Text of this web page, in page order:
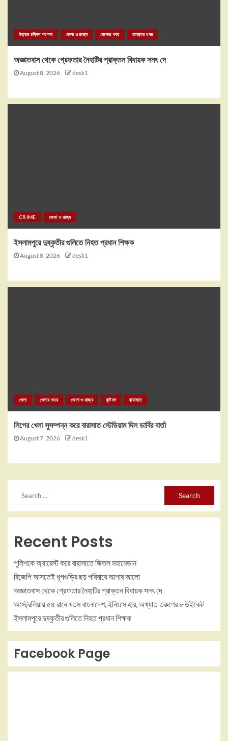
উত্তর চব্বিশ পরগনা জেলা ও রাজ্য জেলার খবর রাজ্যের খবর
অজ্ঞাতবাস থেকে গ্রেফতার নৈহাটির প্রাক্তন বিধায়ক সনৎ দে
August 8, 2026 desk1
CRIME জেলা ও রাজ্য
ইসলামপুরে দুষ্কৃতীর গুলিতে নিহত প্রধান শিক্ষক
August 8, 2026 desk1
খেলা খেলার খবর জেলা ও রাজ্য ফুটবল বারাসাত
লিগের খেলা সুসম্পন্ন করে বারাসাত স্টেডিয়াম দিল ডার্বির বার্তা
August 7, 2026 desk1
Recent Posts
পুলিশকে অ্যারেস্ট করে বারাসাতে জিতল মহামেডান
বিজেপি আসতেই ধূপগুড়ির ছয় পরিবারে আশার আলো
অজ্ঞাতবাস থেকে গ্রেফতার নৈহাটির প্রাক্তন বিধায়ক সনৎ দে
অস্ট্রেলিয়ায় ৫৪ রানে খতম বাংলাদেশ, ইনিংসে হার, অখ্যাত তরুণের ৮ উইকেট
ইসলামপুরে দুষ্কৃতীর গুলিতে নিহত প্রধান শিক্ষক
Facebook Page